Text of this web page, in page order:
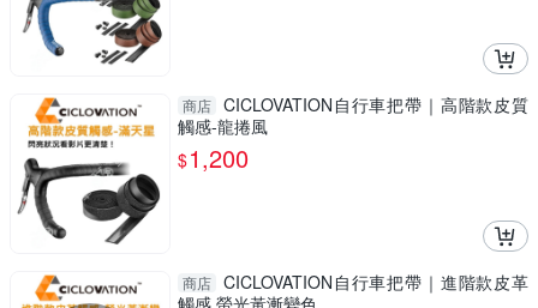
商店 CICLOVATION自行車把帶｜高階款皮質
觸感-龍捲風
$1,200
商店 CICLOVATION自行車把帶｜進階款皮革